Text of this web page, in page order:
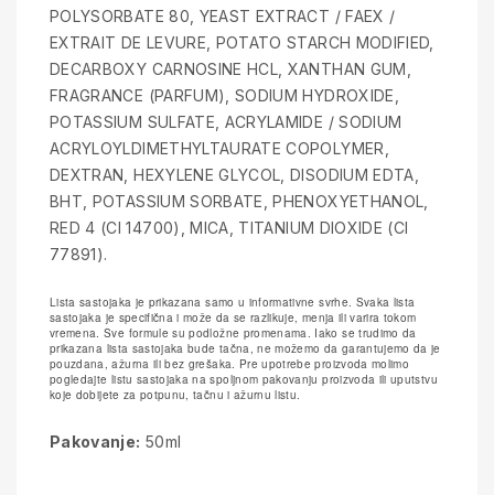
POLYSORBATE 80, YEAST EXTRACT / FAEX /
EXTRAIT DE LEVURE, POTATO STARCH MODIFIED,
DECARBOXY CARNOSINE HCL, XANTHAN GUM,
FRAGRANCE (PARFUM), SODIUM HYDROXIDE,
POTASSIUM SULFATE, ACRYLAMIDE / SODIUM
ACRYLOYLDIMETHYLTAURATE COPOLYMER,
DEXTRAN, HEXYLENE GLYCOL, DISODIUM EDTA,
BHT, POTASSIUM SORBATE, PHENOXYETHANOL,
RED 4 (CI 14700), MICA, TITANIUM DIOXIDE (CI
77891).
Lista sastojaka je prikazana samo u informativne svrhe. Svaka lista
sastojaka je specifična i može da se razlikuje, menja ili varira tokom
vremena. Sve formule su podložne promenama. Iako se trudimo da
prikazana lista sastojaka bude tačna, ne možemo da garantujemo da je
pouzdana, ažurna ili bez grešaka. Pre upotrebe proizvoda molimo
pogledajte listu sastojaka na spoljnom pakovanju proizvoda ili uputstvu
koje dobijete za potpunu, tačnu i ažurnu listu.
Pakovanje: 50ml